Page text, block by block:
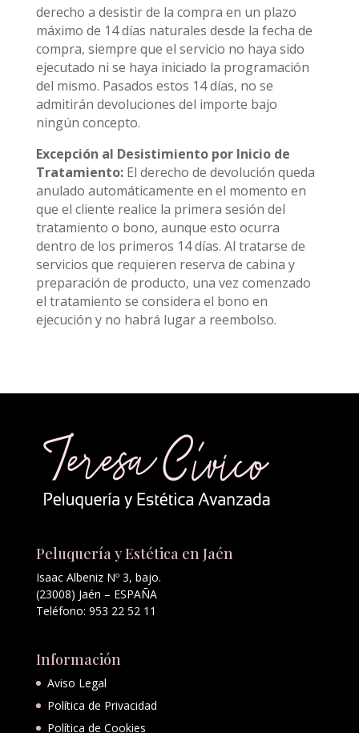
derecho a desistir de la compra en un plazo
máximo de 14 días naturales desde la fecha de
compra, siempre que el servicio no haya sido
ejecutado ni se haya iniciado la programación
del mismo. Pasados estos 14 días, no se
admitirán devoluciones del importe bajo
ningún concepto.
​Excepción al Desistimiento por Inicio de
Tratamiento:El derecho de devolución queda
anulado automáticamente en el momento en
que el cliente realice la primera sesión del
tratamiento o bono, aunque esto ocurra
dentro de los primeros 14 días. Al tratarse de
servicios que requieren reserva de cabina y
preparación de producto, una vez comenzado
el tratamiento se considera el bono en
ejecución y no habrá lugar a reembolso.
Peluquería y Estética en Jaén
Isaac Albeniz Nº 3, bajo.
(23008) Jaén – ESPAÑA
Teléfono: 953 22 52 11
Información
Aviso Legal
Política de Privacidad
Política de Cookies